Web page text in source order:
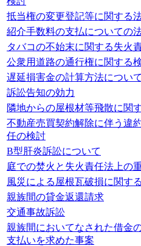
抵当権の変更登記等に関する
紹介手数料の支払についての
タバコの不始末に関する失火
公衆用道路の通行権に関する
遅延損害金の計算方法について
訴訟告知の効力
隣地からの屋根材等飛散に関
不動産売買契約解除に伴う違
任の検討
B型肝炎訴訟について
庭での焚火と失火責任法上の
風災による屋根瓦破損に関す
親族間の貸金返還請求
交通事故訴訟
親族間においてなされた借金
支払いを求めた事案